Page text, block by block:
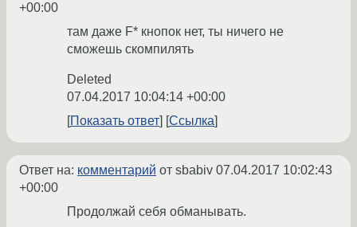
+00:00
там даже F* кнопок нет, ты ничего не
сможешь скомпилять
Deleted
07.04.2017 10:04:14 +00:00
Показать ответ
Ссылка
Ответ на: комментарий от sbabiv 07.04.2017 10:02:43
+00:00
Продолжай себя обманывать.